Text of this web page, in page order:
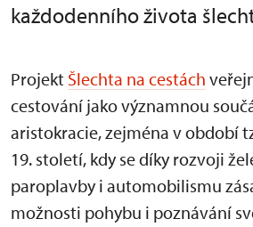
každodenního života
Projekt Šlechta na cestách
cestování jako významnou
aristokracie, zejména v období
19. století, kdy se díky rozvoji
paroplavby i automobilismu
možnosti pohybu i poznávání